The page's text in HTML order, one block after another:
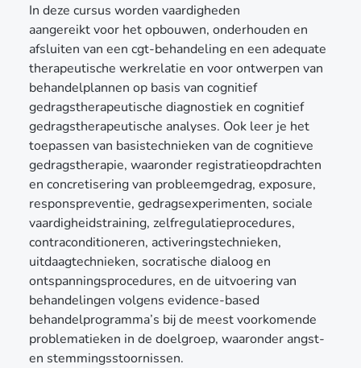
In deze cursus worden vaardigheden
aangereikt voor het opbouwen, onderhouden en
afsluiten van een cgt-behandeling en een adequate
therapeutische werkrelatie en voor ontwerpen van
behandelplannen op basis van cognitief
gedragstherapeutische diagnostiek en cognitief
gedragstherapeutische analyses. Ook leer je het
toepassen van basistechnieken van de cognitieve
gedragstherapie, waaronder registratieopdrachten
en concretisering van probleemgedrag, exposure,
responspreventie, gedragsexperimenten, sociale
vaardigheidstraining, zelfregulatieprocedures,
contraconditioneren, activeringstechnieken,
uitdaagtechnieken, socratische dialoog en
ontspanningsprocedures, en de uitvoering van
behandelingen volgens evidence-based
behandelprogramma’s bij de meest voorkomende
problematieken in de doelgroep, waaronder angst-
en stemmingsstoornissen.